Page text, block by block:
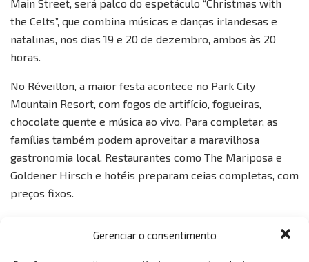
Gerenciar o consentimento
Main Street, será palco do espetáculo “Christmas with
the Celts”, que combina músicas e danças irlandesas e
natalinas, nos dias 19 e 20 de dezembro, ambos às 20
horas.
No Réveillon, a maior festa acontece no Park City
Mountain Resort, com fogos de artifício, fogueiras,
chocolate quente e música ao vivo. Para completar, as
famílias também podem aproveitar a maravilhosa
gastronomia local. Restaurantes como The Mariposa e
Goldener Hirsch e hotéis preparam ceias completas, com
preços fixos.
Tanger Outlet os turistas encontram inúmeras lojas de